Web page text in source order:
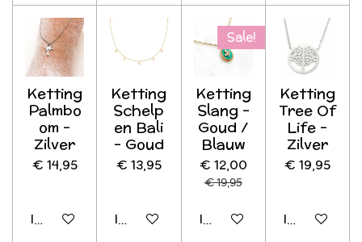
Ketting
Palmbo
om -
Zilver
€ 14,95
In winkelwagen
Ketting
Schelp
en Bali
- Goud
€ 13,95
In winkelwagen
Sale!
Ketting
Slang -
Goud /
Blauw
€ 12,00
€ 19,95
In winkelwagen
Ketting
Tree Of
Life -
Zilver
€ 19,95
In